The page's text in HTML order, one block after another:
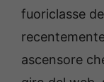
fuoriclasse
ascensore